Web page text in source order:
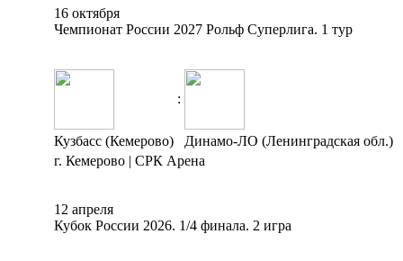
16 октября
Чемпионат России 2027 Рольф Суперлига. 1 тур
:
Кузбасс (Кемерово)
Динамо-ЛО (Ленинградская обл.)
г. Кемерово | СРК Арена
12 апреля
Кубок России 2026. 1/4 финала. 2 игра